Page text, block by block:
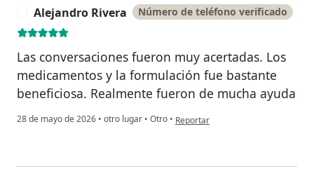
Alejandro Rivera Número de teléfono verificado
Las conversaciones fueron muy acertadas. Los
medicamentos y la formulación fue bastante
beneficiosa. Realmente fueron de mucha ayuda
28 de mayo de 2026 • otro lugar • Otro • en opinión del usuario Alejandro
Reportar